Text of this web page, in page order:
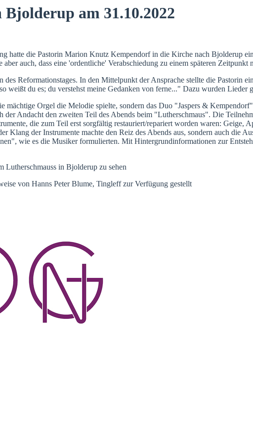
am 31.10.2022
hatte die Pastorin Marion Knutz Kempendorf in die Kirche nach Bjolderup
auch, dass eine 'ordentliche' Verabschiedung zu einem späteren Zeitpunkt
Reformationstages. In den Mittelpunkt der Ansprache stellte die Pastorin
weißt du es; du verstehst meine Gedanken von ferne..." Dazu wurden Lieder
mächtige Orgel die Melodie spielte, sondern das Duo "Jaspers &
der Andacht den zweiten Teil des Abends beim "Lutherschmaus". Die
die zum Teil erst sorgfältig restauriert/repariert worden waren:
Klang der Instrumente machte den Reiz des Abends aus, sondern auch die
wie es die Musiker formulierten. Mit Hintergrundinformationen zur
in Bjolderup zu sehen
von Hanns Peter Blume, Tingleff zur Verfügung gestellt